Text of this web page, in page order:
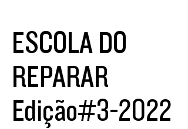
ESCOLA DO
REPARAR
Edição#3-2022